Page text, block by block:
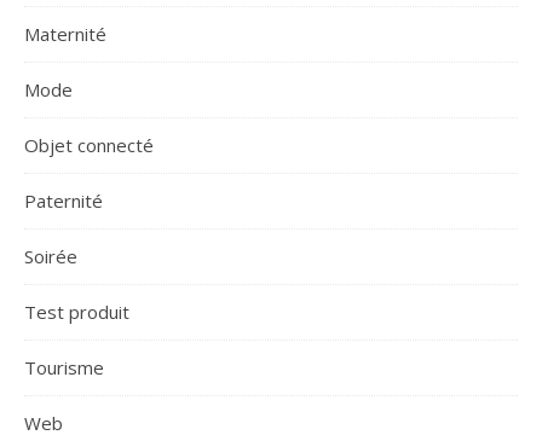
Maternité
Mode
Objet connecté
Paternité
Soirée
Test produit
Tourisme
Web